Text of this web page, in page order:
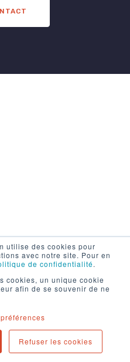
utilise des cookies pour
avec notre site. Pour en
de confidentialité.
cookies, un unique cookie
afin de se souvenir de ne
Refuser les cookies